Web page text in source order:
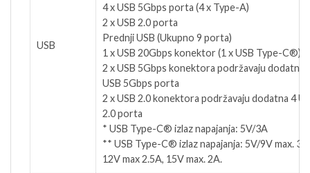
USB
4 x USB 5Gbps porta (4 x Type-A)
2 x USB 2.0 porta
Prednji USB (Ukupno 9 porta)
1 x USB 20Gbps konektor (1 x USB Type-C®)
2 x USB 5Gbps konektora podržavaju dodatna
USB 5Gbps porta
2 x USB 2.0 konektora podržavaju dodatna 4
2.0 porta
* USB Type-C® izlaz napajanja: 5V/3A
** USB Type-C® izlaz napajanja: 5V/9V max. 3A,
12V max 2.5A, 15V max. 2A.